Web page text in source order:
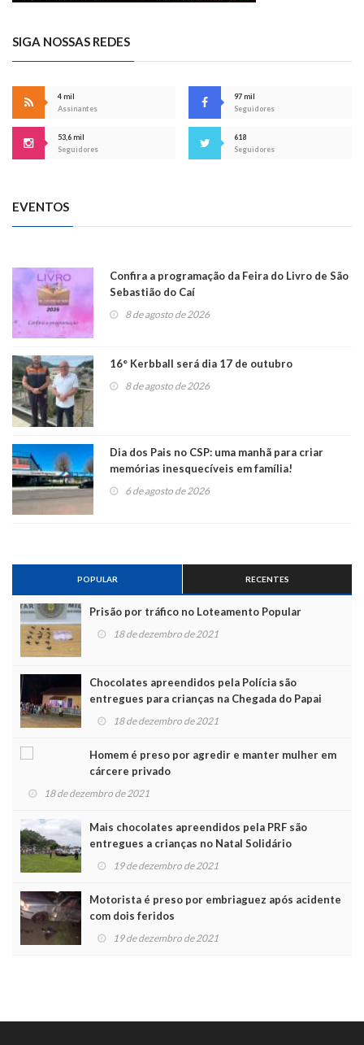
SIGA NOSSAS REDES
4 mil
Assinantes
97 mil
Seguidores
53,6 mil
Seguidores
618
Seguidores
EVENTOS
Confira a programação da Feira do Livro de São
Sebastião do Caí
8 de agosto de 2026
16° Kerbball será dia 17 de outubro
8 de agosto de 2026
Dia dos Pais no CSP: uma manhã para criar
memórias inesquecíveis em família!
6 de agosto de 2026
POPULAR RECENTES
Prisão por tráfico no Loteamento Popular
18 de dezembro de 2021
Chocolates apreendidos pela Polícia são
entregues para crianças na Chegada do Papai
Noel
18 de dezembro de 2021
Homem é preso por agredir e manter mulher em
cárcere privado
18 de dezembro de 2021
Mais chocolates apreendidos pela PRF são
entregues a crianças no Natal Solidário
19 de dezembro de 2021
Motorista é preso por embriaguez após acidente
com dois feridos
19 de dezembro de 2021